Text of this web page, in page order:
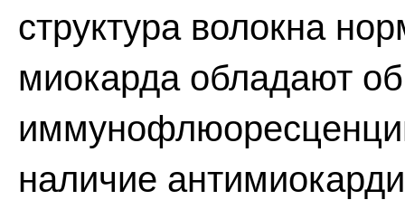
структура волокна
миокарда обладают
наличие